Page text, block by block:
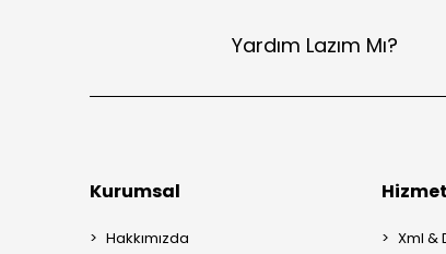
Yardım Lazım Mı?
Kurumsal
Hakkımızda
Xml &